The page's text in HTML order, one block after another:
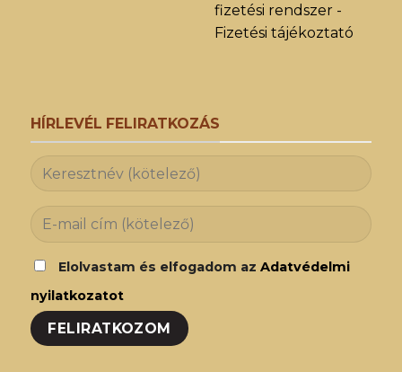
fizetési rendszer -
Fizetési tájékoztató
HÍRLEVÉL FELIRATKOZÁS
Elolvastam és elfogadom az Adatvédelmi
nyilatkozatot